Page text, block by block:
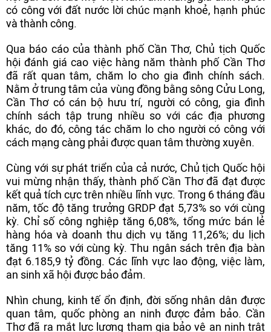
có công với đất nước lời chúc mạnh khoẻ, hạnh phúc
và thành công.
Qua báo cáo của thành phố Cần Thơ, Chủ tịch Quốc
hội đánh giá cao việc hàng năm thành phố Cần Thơ
đã rất quan tâm, chăm lo cho gia đình chính sách.
Nằm ở trung tâm của vùng đồng bằng sông Cửu Long,
Cần Thơ có cán bộ hưu trí, người có công, gia đình
chính sách tập trung nhiều so với các địa phương
khác, do đó, công tác chăm lo cho người có công với
cách mạng càng phải được quan tâm thường xuyên.
Cùng với sự phát triển của cả nước, Chủ tịch Quốc hội
vui mừng nhận thấy, thành phố Cần Thơ đã đạt được
kết quả tích cực trên nhiều lĩnh vực. Trong 6 tháng đầu
năm, tốc độ tăng trưởng GRDP đạt 5,73% so với cùng
kỳ. Chỉ số công nghiệp tăng 6,08%, tổng mức bán lẻ
hàng hóa và doanh thu dịch vụ tăng 11,26%; du lịch
tăng 11% so với cùng kỳ. Thu ngân sách trên địa bàn
đạt 6.185,9 tỷ đồng. Các lĩnh vực lao động, việc làm,
an sinh xã hội được bảo đảm.
Nhìn chung, kinh tế ổn định, đời sống nhân dân được
quan tâm, quốc phòng an ninh được đảm bảo. Cần
Thơ đã ra mắt lực lượng tham gia bảo vệ an ninh trật